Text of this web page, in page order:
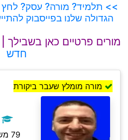
>> תלמיד? מורה? עסק? לחץ
הגדולה שלנו בפייסבוק
מורים פרטיים כאן בשבילך |
חדש
מורה מומלץ שעבר ביקורת
79 משובים